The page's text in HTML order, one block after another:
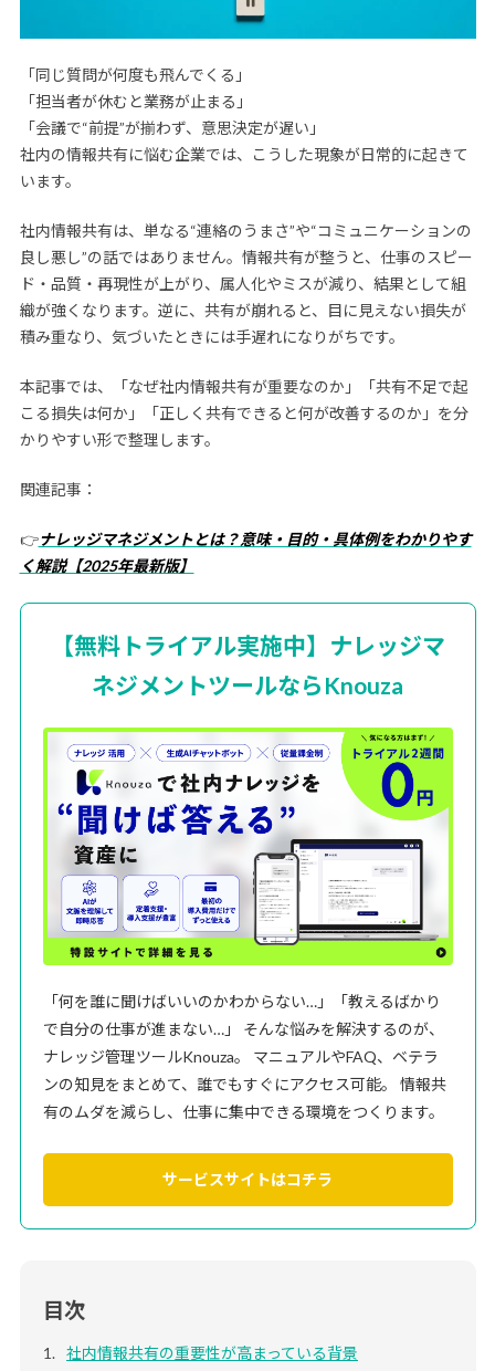
「同じ質問が何度も飛んでくる」
「担当者が休むと業務が止まる」
「会議で“前提”が揃わず、意思決定が遅い」
社内の情報共有に悩む企業では、こうした現象が日常的に起きて
います。
社内情報共有は、単なる“連絡のうまさ”や“コミュニケーションの
良し悪し”の話ではありません。情報共有が整うと、仕事のスピー
ド・品質・再現性が上がり、属人化やミスが減り、結果として組
織が強くなります。逆に、共有が崩れると、目に見えない損失が
積み重なり、気づいたときには手遅れになりがちです。
本記事では、「なぜ社内情報共有が重要なのか」「共有不足で起
こる損失は何か」「正しく共有できると何が改善するのか」を分
かりやすい形で整理します。
関連記事：
👉ナレッジマネジメントとは？意味・目的・具体例をわかりやす
く解説【2025年最新版】
【無料トライアル実施中】ナレッジマ
ネジメントツールならKnouza
「何を誰に聞けばいいのかわからない…」「教えるばかり
で自分の仕事が進まない…」 そんな悩みを解決するのが、
ナレッジ管理ツールKnouza。 マニュアルやFAQ、ベテラ
ンの知見をまとめて、誰でもすぐにアクセス可能。 情報共
有のムダを減らし、仕事に集中できる環境をつくります。
サービスサイトはコチラ
目次
社内情報共有の重要性が高まっている背景